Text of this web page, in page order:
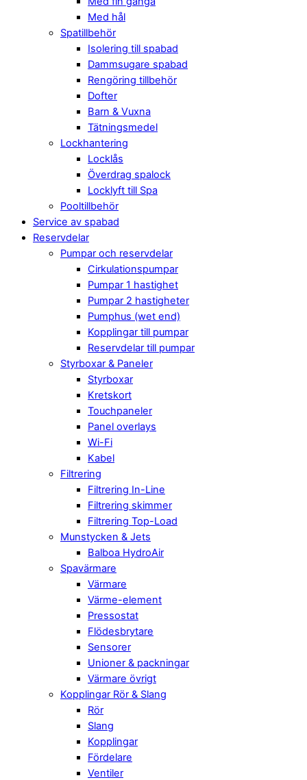
Med hål
Spatillbehör
Isolering till spabad
Dammsugare spabad
Rengöring tillbehör
Dofter
Barn & Vuxna
Tätningsmedel
Lockhantering
Locklås
Överdrag spalock
Locklyft till Spa
Pooltillbehör
Service av spabad
Reservdelar
Pumpar och reservdelar
Cirkulationspumpar
Pumpar 1 hastighet
Pumpar 2 hastigheter
Pumphus (wet end)
Kopplingar till pumpar
Reservdelar till pumpar
Styrboxar & Paneler
Styrboxar
Kretskort
Touchpaneler
Panel overlays
Wi-Fi
Kabel
Filtrering
Filtrering In-Line
Filtrering skimmer
Filtrering Top-Load
Munstycken & Jets
Balboa HydroAir
Spavärmare
Värmare
Värme-element
Pressostat
Flödesbrytare
Sensorer
Unioner & packningar
Värmare övrigt
Kopplingar Rör & Slang
Rör
Slang
Kopplingar
Fördelare
Ventiler